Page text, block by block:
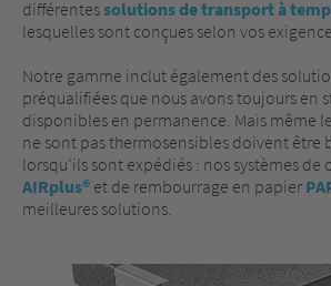
différentessolutions de transport à
lesquelles sont conçues selon vos
Notre gamme inclut également des
préqualifiées que nous avons toujours en
disponibles en permanence. Mais même
ne sont pas thermosensibles doivent être
lorsqu’ils sont expédiés : nos systèmes de
AIRplus® et de rembourrage en papier
meilleures solutions.